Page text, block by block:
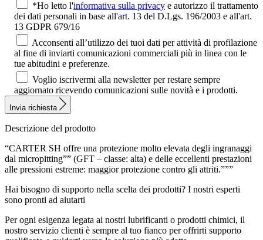
*Ho letto l'informativa sulla privacy e autorizzo il trattamento
dei dati personali in base all'art. 13 del D.Lgs. 196/2003 e all'art.
13 GDPR 679/16
Acconsenti all’utilizzo dei tuoi dati per attività di profilazione
al fine di inviarti comunicazioni commerciali più in linea con le
tue abitudini e preferenze.
Voglio iscrivermi alla newsletter per restare sempre
aggiornato ricevendo comunicazioni sulle novità e i prodotti.
Invia richiesta
Descrizione del prodotto
“CARTER SH offre una protezione molto elevata degli ingranaggi
dal micropitting”” (GFT – classe: alta) e delle eccellenti prestazioni
alle pressioni estreme: maggior protezione contro gli attriti.”””
Hai bisogno di supporto nella scelta dei prodotti? I nostri esperti
sono pronti ad aiutarti
Per ogni esigenza legata ai nostri lubrificanti o prodotti chimici, il
nostro servizio clienti è sempre al tuo fianco per offrirti supporto